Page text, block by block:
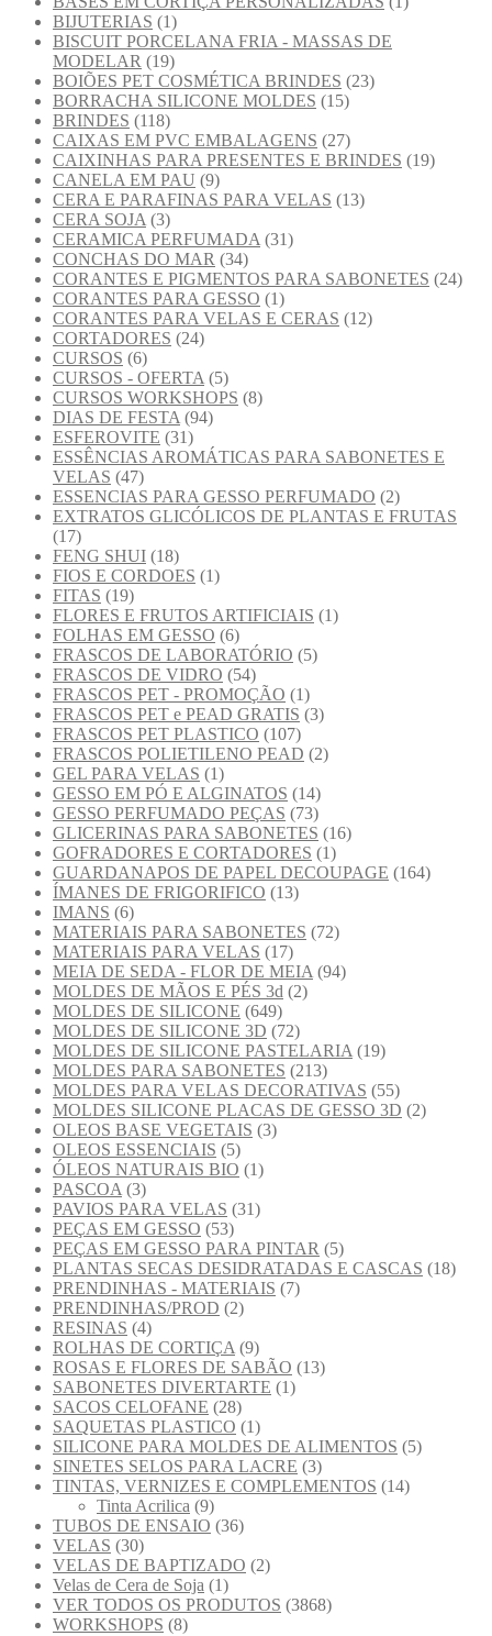
BIJUTERIAS (1)
BISCUIT PORCELANA FRIA - MASSAS DE
MODELAR (19)
BOIÕES PET COSMÉTICA BRINDES (23)
BORRACHA SILICONE MOLDES (15)
BRINDES (118)
CAIXAS EM PVC EMBALAGENS (27)
CAIXINHAS PARA PRESENTES E BRINDES (19)
CANELA EM PAU (9)
CERA E PARAFINAS PARA VELAS (13)
CERA SOJA (3)
CERAMICA PERFUMADA (31)
CONCHAS DO MAR (34)
CORANTES E PIGMENTOS PARA SABONETES (24)
CORANTES PARA GESSO (1)
CORANTES PARA VELAS E CERAS (12)
CORTADORES (24)
CURSOS (6)
CURSOS - OFERTA (5)
CURSOS WORKSHOPS (8)
DIAS DE FESTA (94)
ESFEROVITE (31)
ESSÊNCIAS AROMÁTICAS PARA SABONETES E
VELAS (47)
ESSENCIAS PARA GESSO PERFUMADO (2)
EXTRATOS GLICÓLICOS DE PLANTAS E FRUTAS
(17)
FENG SHUI (18)
FIOS E CORDOES (1)
FITAS (19)
FLORES E FRUTOS ARTIFICIAIS (1)
FOLHAS EM GESSO (6)
FRASCOS DE LABORATÓRIO (5)
FRASCOS DE VIDRO (54)
FRASCOS PET - PROMOÇÃO (1)
FRASCOS PET e PEAD GRATIS (3)
FRASCOS PET PLASTICO (107)
FRASCOS POLIETILENO PEAD (2)
GEL PARA VELAS (1)
GESSO EM PÓ E ALGINATOS (14)
GESSO PERFUMADO PEÇAS (73)
GLICERINAS PARA SABONETES (16)
GOFRADORES E CORTADORES (1)
GUARDANAPOS DE PAPEL DECOUPAGE (164)
ÍMANES DE FRIGORIFICO (13)
IMANS (6)
MATERIAIS PARA SABONETES (72)
MATERIAIS PARA VELAS (17)
MEIA DE SEDA - FLOR DE MEIA (94)
MOLDES DE MÃOS E PÉS 3d (2)
MOLDES DE SILICONE (649)
MOLDES DE SILICONE 3D (72)
MOLDES DE SILICONE PASTELARIA (19)
MOLDES PARA SABONETES (213)
MOLDES PARA VELAS DECORATIVAS (55)
MOLDES SILICONE PLACAS DE GESSO 3D (2)
OLEOS BASE VEGETAIS (3)
OLEOS ESSENCIAIS (5)
ÓLEOS NATURAIS BIO (1)
PASCOA (3)
PAVIOS PARA VELAS (31)
PEÇAS EM GESSO (53)
PEÇAS EM GESSO PARA PINTAR (5)
PLANTAS SECAS DESIDRATADAS E CASCAS (18)
PRENDINHAS - MATERIAIS (7)
PRENDINHAS/PROD (2)
RESINAS (4)
ROLHAS DE CORTIÇA (9)
ROSAS E FLORES DE SABÃO (13)
SABONETES DIVERTARTE (1)
SACOS CELOFANE (28)
SAQUETAS PLASTICO (1)
SILICONE PARA MOLDES DE ALIMENTOS (5)
SINETES SELOS PARA LACRE (3)
TINTAS, VERNIZES E COMPLEMENTOS (14)
Tinta Acrilica (9)
TUBOS DE ENSAIO (36)
VELAS (30)
VELAS DE BAPTIZADO (2)
Velas de Cera de Soja (1)
VER TODOS OS PRODUTOS (3868)
WORKSHOPS (8)